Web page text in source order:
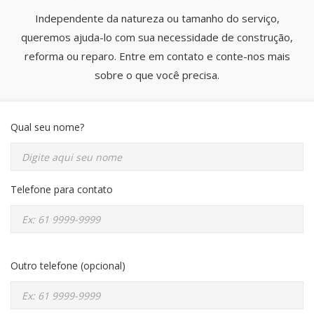
Independente da natureza ou tamanho do serviço,
queremos ajuda-lo com sua necessidade de construção,
reforma ou reparo. Entre em contato e conte-nos mais
sobre o que você precisa.
Qual seu nome?
Telefone para contato
Outro telefone (opcional)